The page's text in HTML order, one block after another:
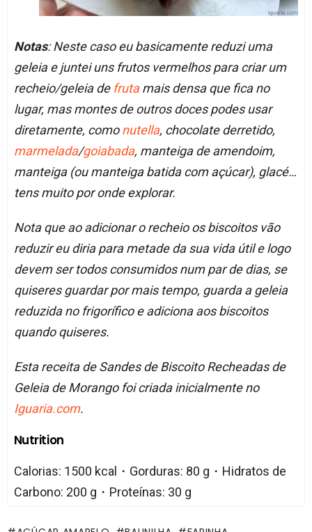
Notas: Neste caso eu basicamente reduzi uma
geleia e juntei uns frutos vermelhos para criar um
recheio/geleia de frutamais densa que fica no
lugar, mas montes de outros doces podes usar
diretamente, comonutella, chocolate derretido,
marmelada/goiabada, manteiga de amendoim,
manteiga (ou manteiga batida com açúcar), glacé…
tens muito por onde explorar.
Nota que ao adicionar o recheio os biscoitos vão
reduzir eu diria para metade da sua vida útil e logo
devem ser todos consumidos num par de dias, se
quiseres guardar por mais tempo, guarda a geleia
reduzida no frigorífico e adiciona aos biscoitos
quando quiseres.
Esta receita de Sandes de Biscoito Recheadas de
Geleia de Morango foi criada inicialmente no
Iguaria.com.
Nutrition
Calorias: 1500 kcal・Gorduras: 80 g・Hidratos de
Carbono: 200 g・Proteínas: 30 g